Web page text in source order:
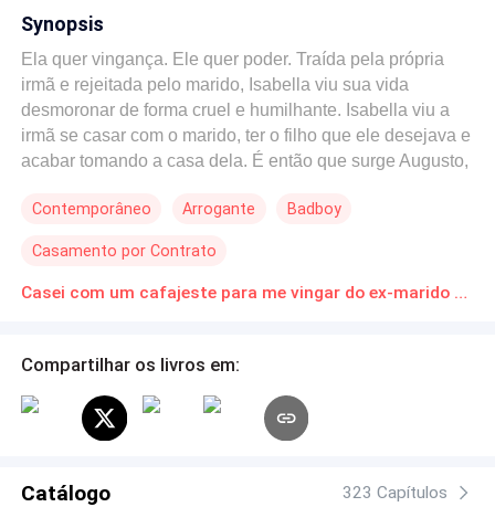
Synopsis
Ela quer vingança. Ele quer poder. Traída pela própria
irmã e rejeitada pelo marido, Isabella viu sua vida
desmoronar de forma cruel e humilhante. Isabella viu a
irmã se casar com o marido, ter o filho que ele desejava e
acabar tomando a casa dela. É então que surge Augusto,
conhecido por escândalos e romances passageiros. Ele
casamento de fachada. Para Isabella, seria a chance de
recuperar o que perdeu — dinheiro, status e poder — e,
sociedade e mostrar-se um homem comprometido e
ao unirem seus destinos, descobrirão que a paixão pode
ser tão avassaladora quanto perigosa. Conviver sob o
irresistível — transforma-se em um jogo arriscado, onde
Contemporâneo Arrogante Badboy
Casamento por Contrato
Casei com um cafajeste para me vingar do ex-marido Download gratuito de Novelas Online em PDF
Compartilhar os livros em:
Catálogo 323 Capítulos